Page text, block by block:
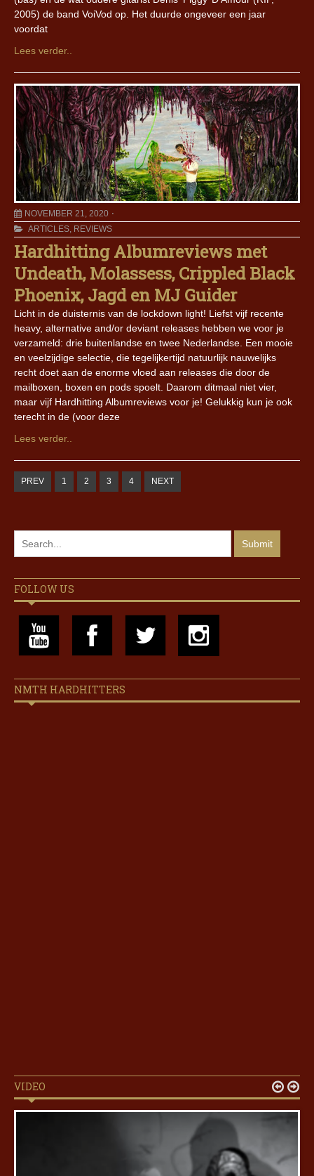
2005) de band VoiVod op. Het duurde ongeveer een jaar
voordat
Lees verder..
NOVEMBER 21, 2020
ARTICLES, REVIEWS
Hardhitting Albumreviews met
Undeath, Molassess, Crippled Black
Phoenix, Jagd en MJ Guider
Licht in de duisternis van de lockdown light! Liefst vijf recente
heavy, alternative and/or deviant releases hebben we voor je
verzameld: drie buitenlandse en twee Nederlandse. Een mooie
en veelzijdige selectie, die tegelijkertijd natuurlijk nauwelijks
recht doet aan de enorme vloed aan releases die door de
mailboxen, boxen en pods spoelt. Daarom ditmaal niet vier,
maar vijf Hardhitting Albumreviews voor je! Gelukkig kun je ook
terecht in de (voor deze
Lees verder..
PREV 1 2 3 4 NEXT
FOLLOW US
NMTH HARDHITTERS
VIDEO  